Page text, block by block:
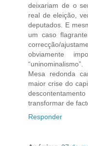
deixariam de o
real de eleição,
deputados. E
um caso
correcção/
obviamente
“uninominalismo”.
Mesa redonda
maior crise do
transformar de
Responder